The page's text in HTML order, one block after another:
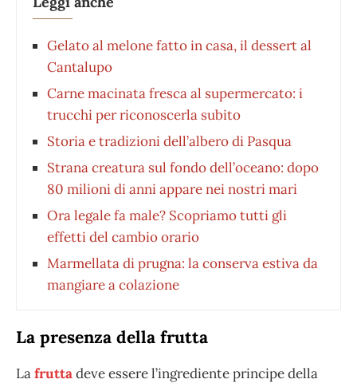
Gelato al melone fatto in casa, il dessert al
Cantalupo
Carne macinata fresca al supermercato: i
trucchi per riconoscerla subito
Storia e tradizioni dell’albero di Pasqua
Strana creatura sul fondo dell’oceano: dopo
80 milioni di anni appare nei nostri mari
Ora legale fa male? Scopriamo tutti gli
effetti del cambio orario
Marmellata di prugna: la conserva estiva da
mangiare a colazione
La presenza della frutta
Lafruttadeve essere l’ingrediente principe della